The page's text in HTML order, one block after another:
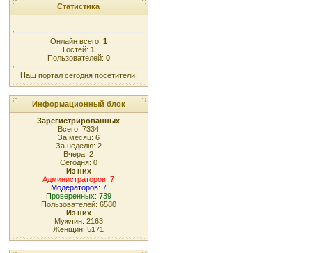
Статистика
Онлайн всего: 1
Гостей: 1
Пользователей: 0
Наш портал сегодня посетители:
Информационный блок
Зарегистрированных
Всего: 7334
За месяц: 6
За неделю: 2
Вчера: 2
Сегодня: 0
Из них
Администраторов: 7
Модераторов: 7
Проверенных: 739
Пользователей: 6580
Из них
Мужчин: 2163
Женщин: 5171